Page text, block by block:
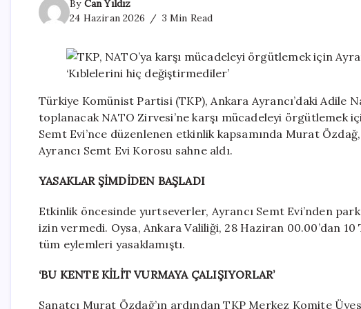
By Can Yıldız
24 Haziran 2026
3 Min Read
Türkiye Komünist Partisi (TKP), Ankara Ayrancı’daki Adile
toplanacak NATO Zirvesi’ne karşı mücadeleyi örgütlemek
Semt Evi’nce düzenlenen etkinlik kapsamında Murat
Ayrancı Semt Evi Korosu sahne aldı.
YASAKLAR ŞİMDİDEN BAŞLADI
Etkinlik öncesinde yurtseverler, Ayrancı Semt Evi’nden
izin vermedi. Oysa, Ankara Valiliği, 28 Haziran 00.00’dan
tüm eylemleri yasaklamıştı.
‘BU KENTE KİLİT VURMAYA ÇALIŞIYORLAR’
Sanatçı Murat Özdağ’ın ardından TKP Merkez Komite